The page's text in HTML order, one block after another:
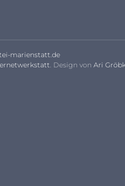
marienstatt.de
. Design von Ari